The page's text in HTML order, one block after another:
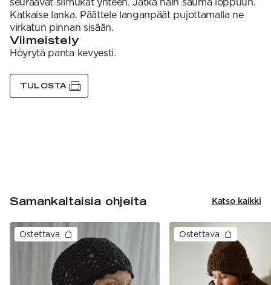
Katkaise lanka. Päättele langanpäät pujottamalla ne
virkatun pinnan sisään.
Viimeistely
Höyrytä panta kevyesti.
TULOSTA
Samankaltaisia ohjeita Katso kaikki
Ostettava Ostettava